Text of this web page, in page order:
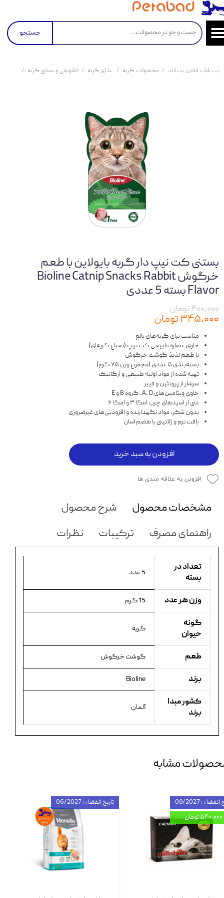
جستجو
پت شاپ آنلاین پت آباد محصولات گربه غذای گربه تشویقی و بستنی گربه
بستنی کت نیپ دار گربه بایولاین با طعم
خرگوش Bioline Catnip Snacks Rabbit
Flavor بسته 5 عددی
۴۰۰,۰۰۰ تومان
۳۴۵,۰۰۰ تومان
مناسب برای گربه‌های بالغ
حاوی عصاره طبیعی کت نیپ (نعناع گربه‌ای)
با طعم لذیذ گوشت خرگوش
بسته‌بندی ۵ عددی (مجموع وزن ۷۵ گرم)
تهیه شده از مواد اولیه طبیعی و ارگانیک
سرشار از پروتئین و فیبر
حاوی ویتامین‌های A، D، گروه B و E
غنی از اسیدهای چرب امگا ۳ و امگا ۶
بدون شکر، مواد نگهدارنده و افزودنی‌های غیرضروری
بافت نرم و ژلاتینی با هضم آسان
افزودن به سبد خرید
افزودن به علاقه مندی ها
مشخصات محصول
شرح محصول
راهنمای مصرف
ترکیبات نظرات
تعداد در
بسته
5 عدد
وزن هر عدد 15 گرم
گونه
حیوان
گربه
طعم گوشت خرگوش
برند Bioline
کشور مبدا
برند
آلمان
مشابه
تاریخ انقضاء : 06/2027
: 09/2027
۵۴۰,۰۰۰ تومان